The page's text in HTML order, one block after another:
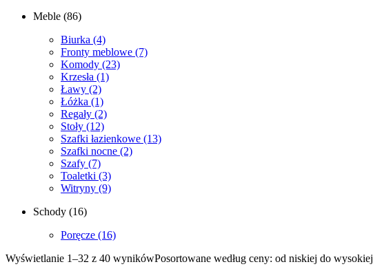
Meble (86)
Biurka (4)
Fronty meblowe (7)
Komody (23)
Krzesła (1)
Ławy (2)
Łóżka (1)
Regały (2)
Stoły (12)
Szafki łazienkowe (13)
Szafki nocne (2)
Szafy (7)
Toaletki (3)
Witryny (9)
Schody (16)
Poręcze (16)
Wyświetlanie 1–32 z 40 wynikówPosortowane według ceny: od niskiej do wysokiej